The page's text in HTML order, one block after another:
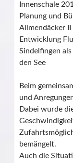
Innenschale
Planung und
Allmendäcker II
Entwicklung
Sindelfingen
den See
Beim
und
Dabei wurde
bemängelt.
Auch die